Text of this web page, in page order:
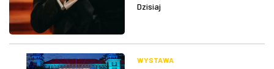
Dzisiaj
WYSTAWA